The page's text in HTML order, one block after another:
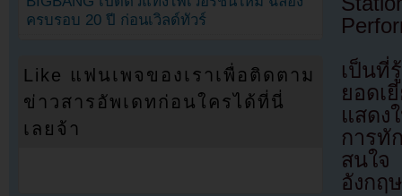
เป็นที่
ยอดเ
แสดง
การทั
สนใ
อังกฤ
ครบรอบ 20 ปี ก่อนเวิลด์ทัวร์
Like แฟนเพจของเราเพื่อติดตาม
ข่าวสารอัพเดทก่อนใครได้ที่นี่
เลยจ้า